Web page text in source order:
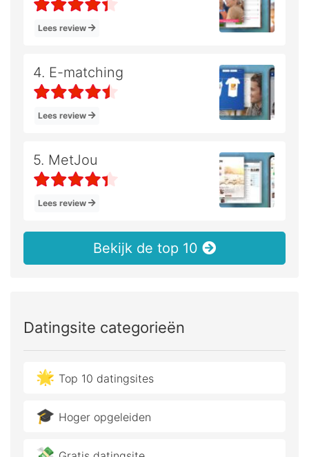
Lees review
4. E-matching
Lees review
5. MetJou
Lees review
Bekijk de top 10
Datingsite categorieën
🌟 Top 10 datingsites
🎓 Hoger opgeleiden